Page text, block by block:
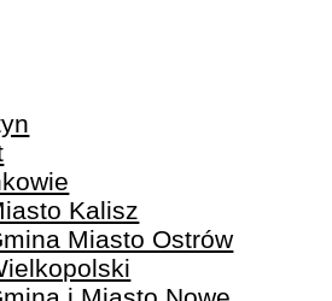
Kalisz
Miasto Ostrów